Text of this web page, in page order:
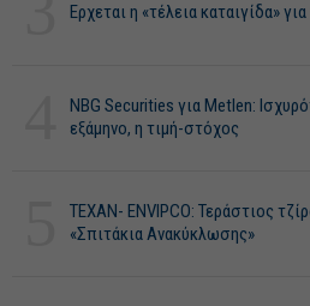
Ερχεται η «τέλεια καταιγίδα»
NBG Securities για Metlen:
εξάμηνο, η τιμή-στόχος
ΤΕΧΑΝ- ENVIPCO: Τεράστιος
«Σπιτάκια Ανακύκλωσης»